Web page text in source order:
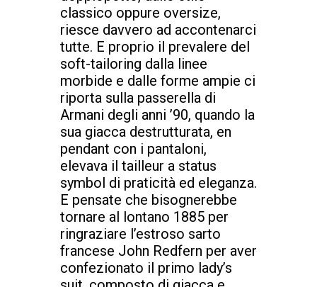
classico oppure oversize,
riesce davvero ad accontenarci
tutte. E proprio il prevalere del
soft-tailoring dalla linee
morbide e dalle forme ampie ci
riporta sulla passerella di
Armani degli anni ’90, quando la
sua giacca destrutturata, en
pendant con i pantaloni,
elevava il tailleur a status
symbol di praticità ed eleganza.
E pensate che bisognerebbe
tornare al lontano 1885 per
ringraziare l’estroso sarto
francese John Redfern per aver
confezionato il primo lady’s